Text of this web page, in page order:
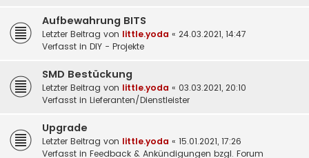
Aufbewahrung BITS
Letzter Beitrag von little.yoda « 24.03.2021, 14:47
Verfasst in DIY - Projekte
SMD Bestückung
Letzter Beitrag von little.yoda « 03.03.2021, 20:10
Verfasst in Lieferanten/Dienstleister
Upgrade
Letzter Beitrag von little.yoda « 15.01.2021, 17:26
Verfasst in Feedback & Ankündigungen bzgl. Forum